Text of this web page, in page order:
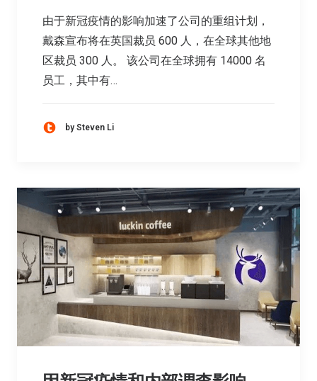
由于新冠疫情的影响加速了公司的重组计划，
戴森宣布将在英国裁员 600 人，在全球其他地
区裁员 300 人。 该公司在全球拥有 14000 名
员工，其中有…
by Steven Li